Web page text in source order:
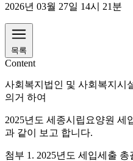
2026년 03월 27일 14시 21분
목록
Content
사회복지법인 및 사회복지시
의거 하여
2025년도 세종시립요양원 세
과 같이 보고 합니다.
첨부 1. 2025년도 세입세출 총